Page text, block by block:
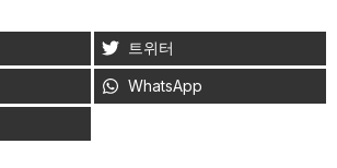
트위터
WhatsApp